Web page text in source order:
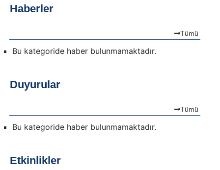
Haberler
Tümü
Bu kategoride haber bulunmamaktadır.
Duyurular
Tümü
Bu kategoride haber bulunmamaktadır.
Etkinlikler